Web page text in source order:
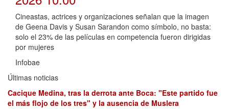
Cineastas, actrices y organizaciones señalan que la imagen
de Geena Davis y Susan Sarandon como símbolo, no basta:
solo el 23% de las películas en competencia fueron dirigidas
por mujeres
Infobae
Últimas noticias
Cacique Medina, tras la derrota ante Boca: "Este partido fue
el más flojo de los tres" y la ausencia de Muslera